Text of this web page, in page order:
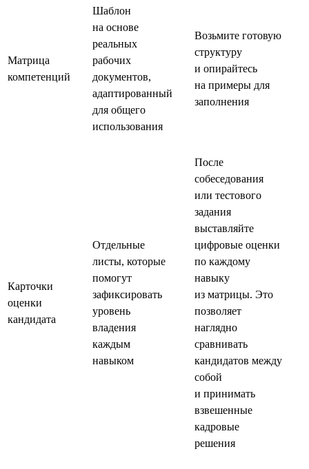
Матрица
компетенций
Шаблон
на основе
реальных
рабочих
документов,
адаптированный
для общего
использования
Возьмите готовую
структуру
и опирайтесь
на примеры для
заполнения
Карточки
оценки
кандидата
Отдельные
листы, которые
помогут
зафиксировать
уровень
владения
каждым
навыком
После
собеседования
или тестового
задания
выставляйте
цифровые оценки
по каждому
навыку
из матрицы. Это
позволяет
наглядно
сравнивать
кандидатов между
собой
и принимать
взвешенные
кадровые
решения